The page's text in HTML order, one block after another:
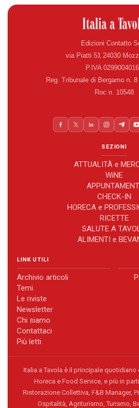
Edizioni Contatto
via Piatti 51 24030
P.IVA
Reg. Tribunale di Bergamo n.
Roc n. 10548
SEZIONI
ATTUALITÀ e
WiNE
APPUNTAMENTI
CHECK-IN
HORECA e
RICETTE
SALUTE A
ALIMENTI e
LINK UTILI
Archivio articoli
Temi
Le riviste
Newsletter
Chi siamo
Contattaci
Più letti
Italia a Tavola è il principale
Horeca e Food Service, e più in
Ristorazione Collettiva, F&B Manager,
Ospitalità, Agriturismo, Turismo,